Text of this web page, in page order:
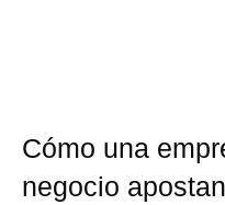
Cómo una
negocio